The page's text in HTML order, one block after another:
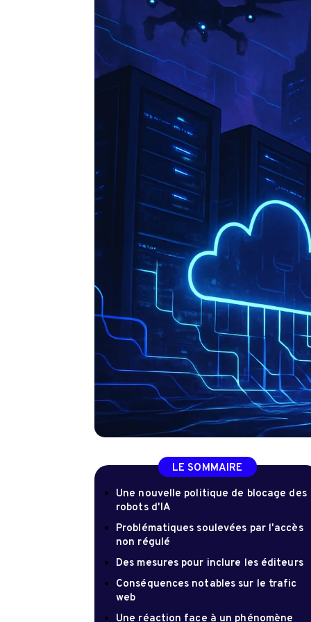
LE SOMMAIRE
Une nouvelle politique de blocage des
robots d'IA
Problématiques soulevées par l'accès
non régulé
Des mesures pour inclure les éditeurs
Conséquences notables sur le trafic
web
Une réaction face à un phénomène